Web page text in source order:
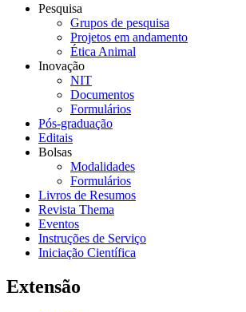
Pesquisa
Grupos de pesquisa
Projetos em andamento
Ética Animal
Inovação
NIT
Documentos
Formulários
Pós-graduação
Editais
Bolsas
Modalidades
Formulários
Livros de Resumos
Revista Thema
Eventos
Instruções de Serviço
Iniciação Científica
Extensão